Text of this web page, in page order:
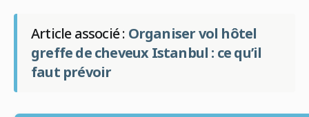
Article associé : Organiser vol hôtel
greffe de cheveux Istanbul : ce qu’il
faut prévoir